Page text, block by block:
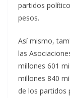
partidos
pesos.
Así mismo,
las
millones 601
millones 840
de los partidos